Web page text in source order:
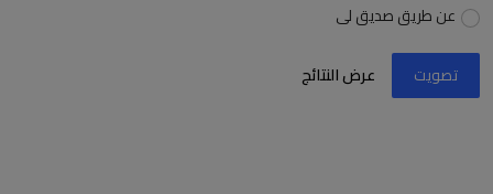
عن طريق صديق لى
تصويت عرض النتائج